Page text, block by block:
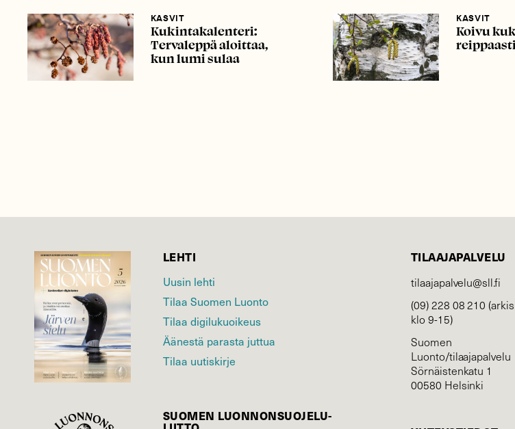
KASVIT
Kukintakalenteri:
Tervaleppä aloittaa,
kun lumi sulaa
KASVIT
Koivu
reippaasti
LEHTI
Uusin lehti
Tilaa Suomen Luonto
Tilaa digilukuoikeus
Äänestä parasta juttua
Tilaa uutiskirje
SUOMEN LUONNON­SUOJELU­
TILAAJAPALVELU
tilaajapalvelu@sll.fi
(09) 228 08 210
klo 9-15)
Suomen
Luonto/tilaajapalvelu
Sörnäistenkatu 1
00580 Helsinki